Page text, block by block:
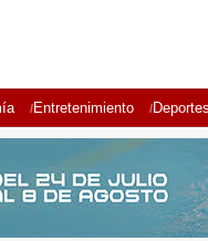
Entretenimiento Deportes